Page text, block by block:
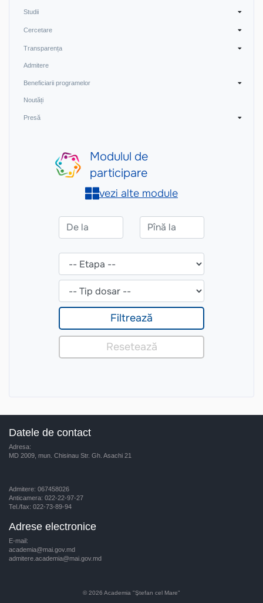
Studii
Cercetare
Transparența
Admitere
Beneficiarii programelor
Noutăți
Presă
Datele de contact
Adresa:
MD 2009, mun. Chisinau Str. Gh. Asachi 21
Admitere: 067458026
Anticamera: 022-22-97-27
Tel./fax: 022-73-89-94
Adrese electronice
E-mail:
academia@mai.gov.md
admitere.academia@mai.gov.md
© 2026 Academia "Ştefan cel Mare"